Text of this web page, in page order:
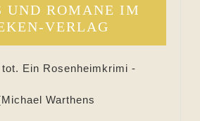
UND ROMANE IM
VERLAG
Ein Rosenheimkrimi -
Michael Warthens